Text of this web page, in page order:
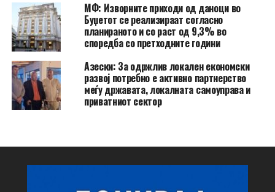
МФ: Изворните приходи од даноци во
Буџетот се реализираат согласно
планираното и со раст од 9,3% во
споредба со претходните години
Азески: За одржлив локален економски
развој потребно е активно партнерство
меѓу државата, локалната самоуправа и
приватниот сектор